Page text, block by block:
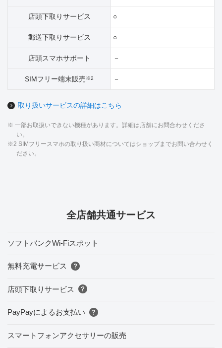
店頭下取りサービス ○
郵送下取りサービス ○
店頭スマホサポート －
SIMフリー端末販売※2 －
取り扱いサービスの詳細はこちら
※ 一部お取扱いできない機種があります。詳細は店舗にお問合わせくださ
い。
※2 SIMフリースマホの取り扱い商材についてはショップまでお問い合わせく
ださい。
全店舗共通サービス
ソフトバンクWi-Fiスポット
無料充電サービス
店頭下取りサービス
PayPayによるお支払い
スマートフォンアクセサリーの販売